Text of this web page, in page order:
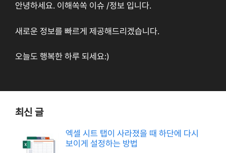
안녕하세요. 이해쏙쏙 이슈 /정보 입니다.
새로운 정보를 빠르게 제공해드리겠습니다.
오늘도 행복한 하루 되세요:)
최신 글
엑셀 시트 탭이 사라졌을 때 하단에 다시
보이게 설정하는 방법